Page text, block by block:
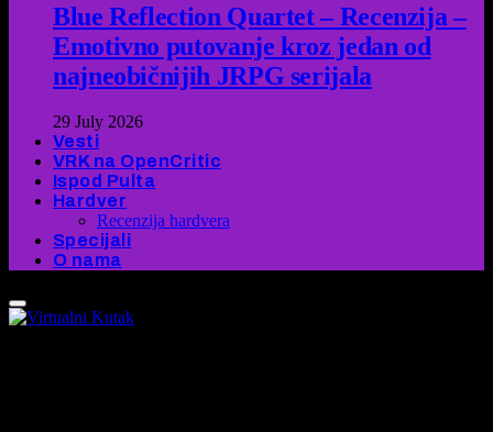
Blue Reflection Quartet – Recenzija –
Emotivno putovanje kroz jedan od
najneobičnijih JRPG serijala
29 July 2026
Vesti
VRK na OpenCritic
Ispod Pulta
Hardver
Recenzija hardvera
Specijali
O nama